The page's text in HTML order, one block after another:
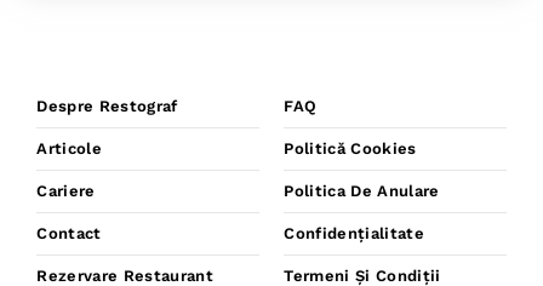
Despre Restograf
Articole
Cariere
Contact
Rezervare Restaurant
FAQ
Politică Cookies
Politica De Anulare
Confidențialitate
Termeni Și Condiții